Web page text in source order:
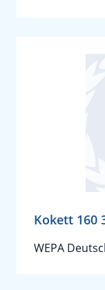
Kokett 160
WEPA